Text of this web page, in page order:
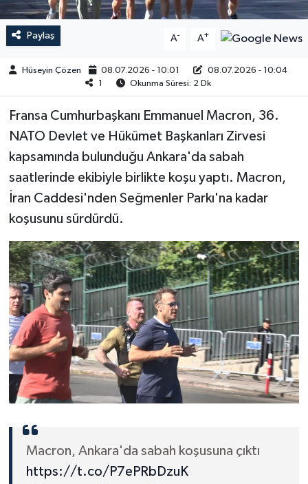
Paylaş A- A+
Hüseyin Çözen 08.07.2026 - 10:01
08.07.2026 - 10:04
1
Okunma Süresi: 2 Dk
​​​​​​Fransa Cumhurbaşkanı Emmanuel Macron, 36.
NATO Devlet ve Hükümet Başkanları Zirvesi
kapsamında bulunduğu Ankara'da sabah
saatlerinde ekibiyle birlikte koşu yaptı. Macron,
İran Caddesi'nden Seğmenler Parkı'na kadar
koşusunu sürdürdü.
Macron, Ankara'da sabah koşusuna çıktı
https://t.co/P7ePRbDzuK